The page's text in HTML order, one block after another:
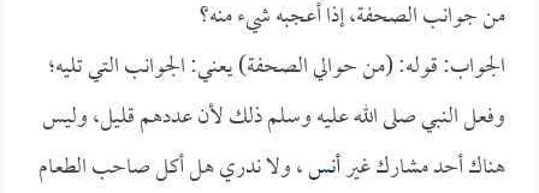
من جوانب الصحفة، إذا أعجبه شيء منه؟
الجواب: قوله: (من حوالي الصحفة) يعني: الجوانب التي تليه؛
وفعل النبي صلى الله عليه وسلم ذلك لأن عددهم قليل، وليس
هناك أحد مشارك غيرأنس، ولا ندري هل أكل صاحب الطعام